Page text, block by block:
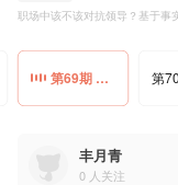
职场中该不该对抗领导？基于事
第69期 你敢为责任心跟领导“较真”吗？
丰月青
0 人关注